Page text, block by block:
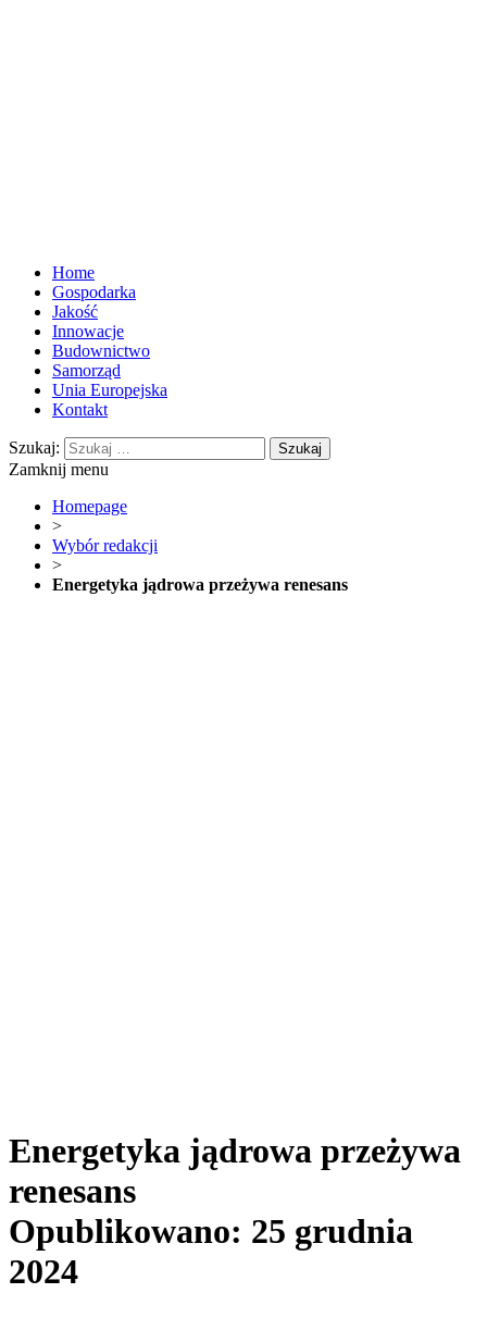
Home
Gospodarka
Jakość
Innowacje
Budownictwo
Samorząd
Unia Europejska
Kontakt
Szukaj:
Zamknij menu
Homepage
>
Wybór redakcji
>
Energetyka jądrowa przeżywa renesans
Energetyka jądrowa przeżywa
renesans
Opublikowano: 25 grudnia
2024